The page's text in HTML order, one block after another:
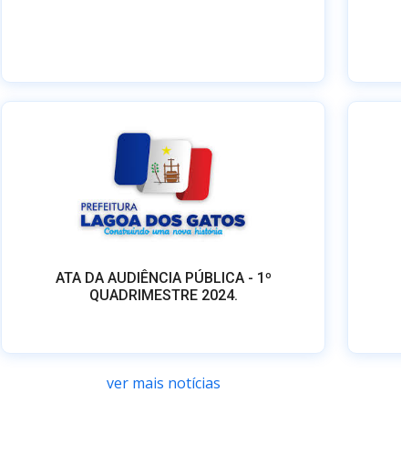
ATA DA AUDIÊNCIA PÚBLICA - 1º
QUADRIMESTRE 2024.
ver mais notícias